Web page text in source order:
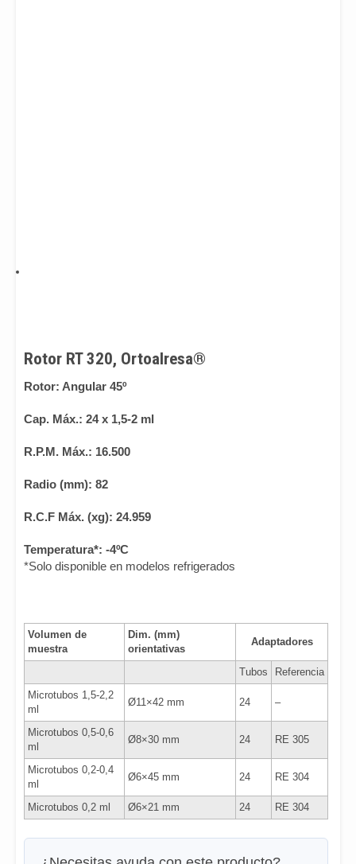
Rotor RT 320, Ortoalresa®
Rotor: Angular 45º
Cap. Máx.: 24 x 1,5-2 ml
R.P.M. Máx.: 16.500
Radio (mm): 82
R.C.F Máx. (xg): 24.959
Temperatura*: -4ºC
*Solo disponible en modelos refrigerados
Volumen de
muestra
Dim. (mm)
orientativas
Adaptadores
Tubos
Referencia
Microtubos 1,5-2,2
ml
Ø11×42 mm 24 –
Microtubos 0,5-0,6
ml
Ø8×30 mm 24 RE 305
Microtubos 0,2-0,4
ml
Ø6×45 mm 24 RE 304
Microtubos 0,2 ml Ø6×21 mm 24 RE 304